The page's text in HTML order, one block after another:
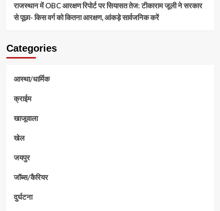
राजस्थान में OBC आरक्षण रिपोर्ट पर सियासत तेज: टीकाराम जूली ने सरकार
से पूछा- किस वर्ग को कितना आरक्षण, आंकड़े सार्वजनिक करें
Categories
आस्था/धार्मिक
क्राईम
खाजूवाला
खेल
जयपुर
जॉब्स/कैरियर
दुर्घटना